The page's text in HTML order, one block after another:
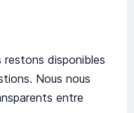
restons disponibles
Nous nous
entre